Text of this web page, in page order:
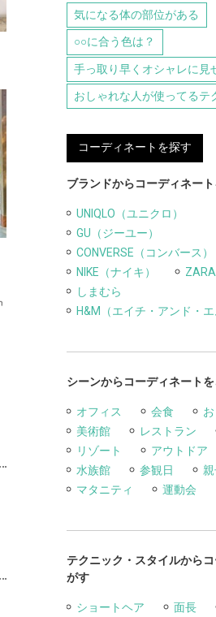
気になる体の部位がある
○○に合う色は？
手っ取り早くオシャレに見
おしゃれな人が使ってるテ
コーディネートを探す
ブランドからコーディネー
UNIQLO（ユニクロ）
GU（ジーユー）
CONVERSE（コンバース）
NIKE（ナイキ）
ZARA
しまむら
H&M（エイチ・アンド・エ
シーンからコーディネート
オフィス 会食
美術館
レストラン
リゾート
アウトドア
水族館
参観日
マタニティ
運動会
テクニック・スタイルから
がす
ショートヘア 面長